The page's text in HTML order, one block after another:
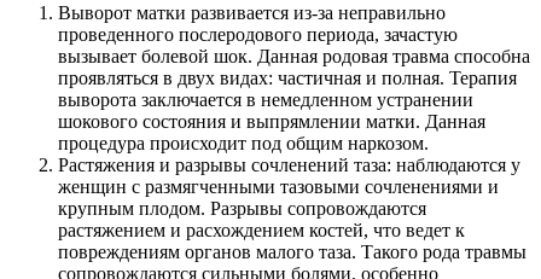
Выворот матки развивается из-за неправильно
проведенного послеродового периода, зачастую
вызывает болевой шок. Данная родовая травма способна
проявляться в двух видах: частичная и полная. Терапия
выворота заключается в немедленном устранении
шокового состояния и выпрямлении матки. Данная
процедура происходит под общим наркозом.
Растяжения и разрывы сочленений таза: наблюдаются у
женщин с размягченными тазовыми сочленениями и
крупным плодом. Разрывы сопровождаются
растяжением и расхождением костей, что ведет к
повреждениям органов малого таза. Такого рода травмы
сопровождаются сильными болями, особенно